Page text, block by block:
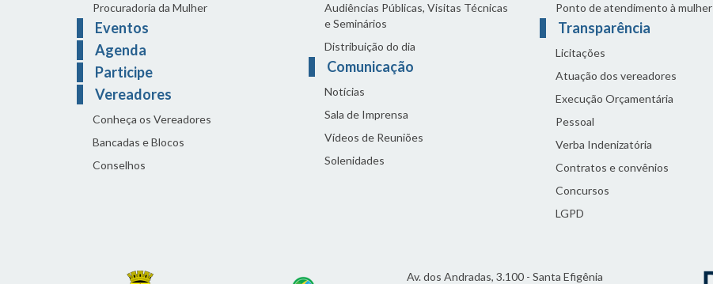
Procuradoria da Mulher
Eventos
Agenda
Participe
Vereadores
Conheça os Vereadores
Bancadas e Blocos
Conselhos
Audiências Públicas, Visitas Técnicas
e Seminários
Distribuição do dia
Comunicação
Notícias
Sala de Imprensa
Vídeos de Reuniões
Solenidades
Ponto de atendimento à mulher
Transparência
Licitações
Atuação dos vereadores
Execução Orçamentária
Pessoal
Verba Indenizatória
Contratos e convênios
Concursos
LGPD
Av. dos Andradas, 3.100 - Santa Efigênia